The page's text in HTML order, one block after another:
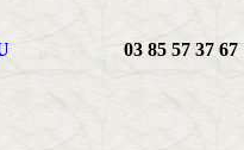
03 85 57 37